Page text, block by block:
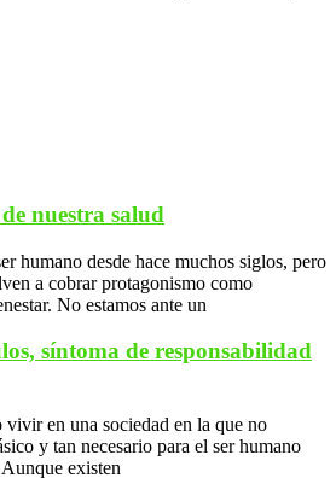
nuestra salud
humano desde hace muchos siglos, pero
a cobrar protagonismo como
No estamos ante un
síntoma de responsabilidad
vivir en una sociedad en la que no
y tan necesario para el ser humano
existen